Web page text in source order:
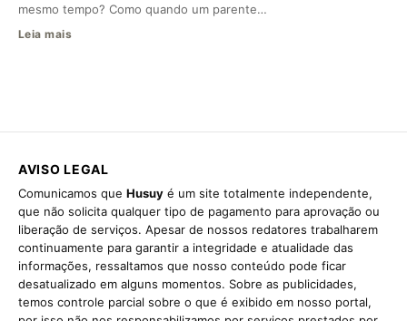
mesmo tempo? Como quando um parente…
Leia mais
AVISO LEGAL
Comunicamos que Husuy é um site totalmente independente,
que não solicita qualquer tipo de pagamento para aprovação ou
liberação de serviços. Apesar de nossos redatores trabalharem
continuamente para garantir a integridade e atualidade das
informações, ressaltamos que nosso conteúdo pode ficar
desatualizado em alguns momentos. Sobre as publicidades,
temos controle parcial sobre o que é exibido em nosso portal,